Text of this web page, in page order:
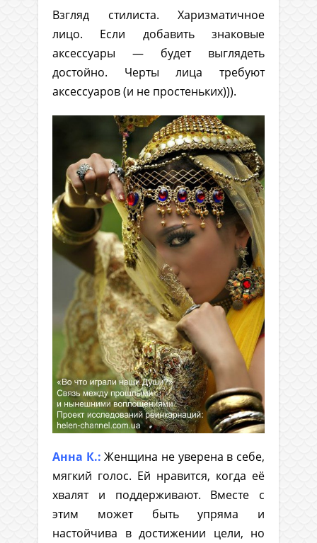
Взгляд стилиста. Харизматичное
лицо. Если добавить знаковые
аксессуары — будет выглядеть
достойно. Черты лица требуют
аксессуаров (и не простеньких))).
Анна К.: Женщина не уверена в себе,
мягкий голос. Ей нравится, когда её
хвалят и поддерживают. Вместе с
этим может быть упряма и
настойчива в достижении цели, но